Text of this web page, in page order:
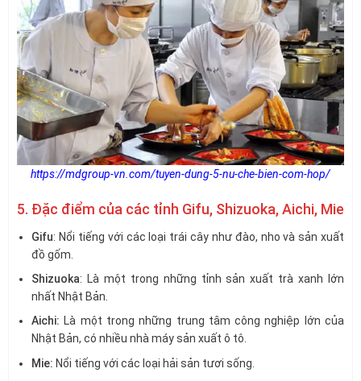
https://mdgroup-vn.com/tuyen-dung-5-nu-che-bien-com-hop/
5. Đặc điểm của các tỉnh Gifu, Shizuoka, Aichi, Mie
Gifu: Nổi tiếng với các loại trái cây như đào, nho và sản xuất
đồ gốm.
Shizuoka: Là một trong những tỉnh sản xuất trà xanh lớn
nhất Nhật Bản.
Aichi: Là một trong những trung tâm công nghiệp lớn của
Nhật Bản, có nhiều nhà máy sản xuất ô tô.
Mie: Nổi tiếng với các loại hải sản tươi sống.